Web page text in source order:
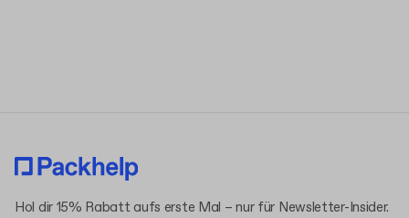
Hol dir 15% Rabatt aufs erste Mal – nur für Newsletter-Insider.